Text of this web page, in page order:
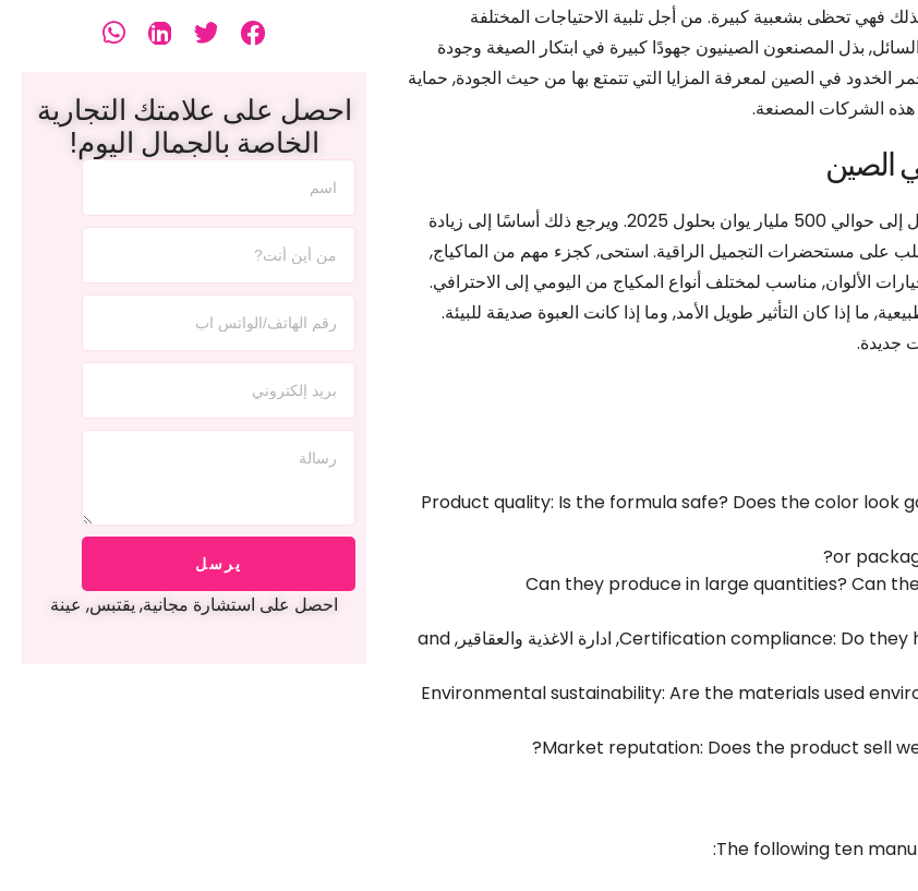
تحظى بشعبية كبيرة. من أجل تلبية الاحتياجات المختلفة
بذل المصنعون الصينيون جهودًا كبيرة في ابتكار الصيغة وجودة
الخدود في الصين لمعرفة المزايا التي تتمتع بها من حيث الجودة, حماية
هذه الشركات المصنعة.
الصين
سوق مستحضرات التجميل في الصين يكبر أكثر فأكثر, ومن المتوقع أن يصل إلى حوالي 500 مليار يوان بحلول 2025. ويرجع ذلك أساسًا إلى زيادة
على مستحضرات التجميل الراقية. استحى, كجزء مهم من الماكياج,
الألوان, مناسب لمختلف أنواع المكياج من اليومي إلى الاحترافي.
ما إذا كان التأثير طويل الأمد, وما إذا كانت العبوة صديقة للبيئة.
جديدة.
Product quality: Is the formula safe? Does the color look
or
?
Can they produce in large quantities? Can
Certification compliance: Do they , ادارة الاغذية والعقاقير,and
Environmental sustainability: Are the materials used
Market reputation: Does the product sell
?
The following ten
:
احصل على علامتك التجارية
الخاصة بالجمال اليوم!
يرسل
احصل على استشارة مجانية, يقتبس, عينة